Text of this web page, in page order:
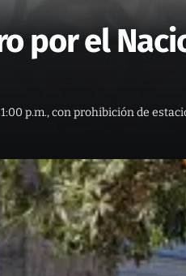
por el
p.m., con prohibición de